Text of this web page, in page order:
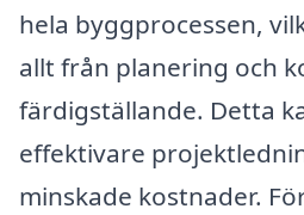
hela byggprocessen,
allt från planering och
färdigställande. Detta
effektivare
minskade kostnader.